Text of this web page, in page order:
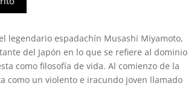
legendario espadachín Musashi Miyamoto,
del Japón en lo que se refiere al dominio
como filosofía de vida. Al comienzo de la
como un violento e iracundo joven llamado